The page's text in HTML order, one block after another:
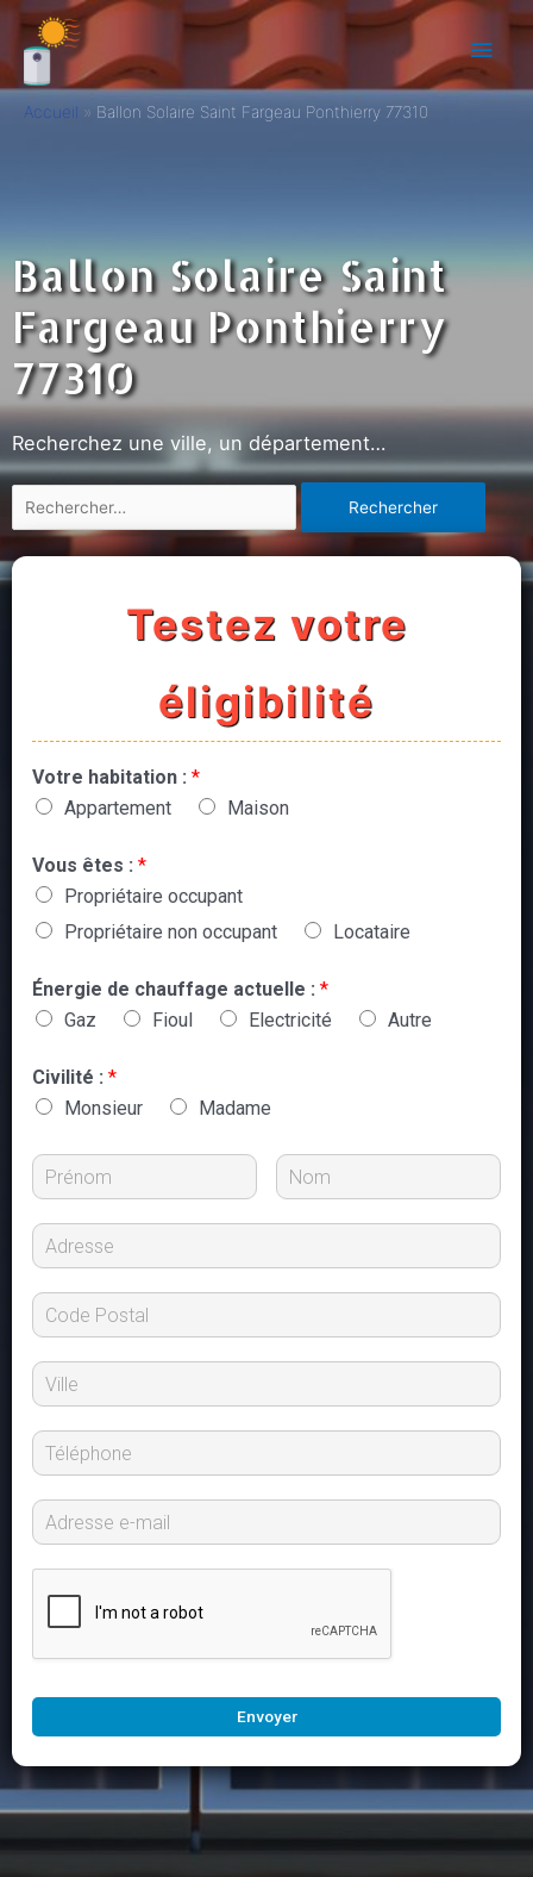
Accueil Ballon Solaire Saint Fargeau Ponthierry 77310
Ballon Solaire Saint
Fargeau Ponthierry
77310
Recherchez une ville, un département…
Testez votre
éligibilité
Votre habitation : *
Appartement
Maison
Vous êtes : *
Propriétaire occupant
Propriétaire non occupant
Locataire
Énergie de chauffage actuelle : *
Gaz
Fioul Electricité Autre
Civilité : *
Monsieur
Madame
Envoyer